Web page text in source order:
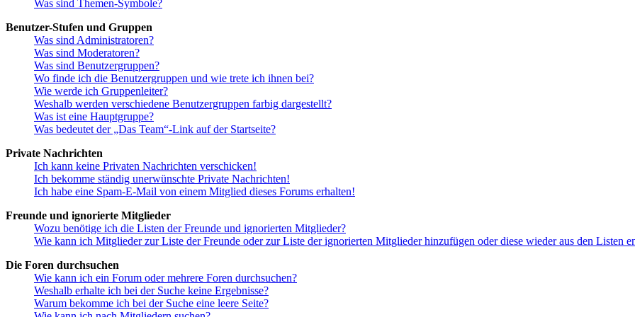
Was sind Themen-Symbole?
Benutzer-Stufen und Gruppen
Was sind Administratoren?
Was sind Moderatoren?
Was sind Benutzergruppen?
Wo finde ich die Benutzergruppen und wie trete ich ihnen bei?
Wie werde ich Gruppenleiter?
Weshalb werden verschiedene Benutzergruppen farbig dargestellt?
Was ist eine Hauptgruppe?
Was bedeutet der „Das Team“-Link auf der Startseite?
Private Nachrichten
Ich kann keine Privaten Nachrichten verschicken!
Ich bekomme ständig unerwünschte Private Nachrichten!
Ich habe eine Spam-E-Mail von einem Mitglied dieses Forums erhalten!
Freunde und ignorierte Mitglieder
Wozu benötige ich die Listen der Freunde und ignorierten Mitglieder?
Wie kann ich Mitglieder zur Liste der Freunde oder zur Liste der ignorierten Mitglieder hinzufügen oder diese wieder aus den Listen
Die Foren durchsuchen
Wie kann ich ein Forum oder mehrere Foren durchsuchen?
Weshalb erhalte ich bei der Suche keine Ergebnisse?
Warum bekomme ich bei der Suche eine leere Seite?